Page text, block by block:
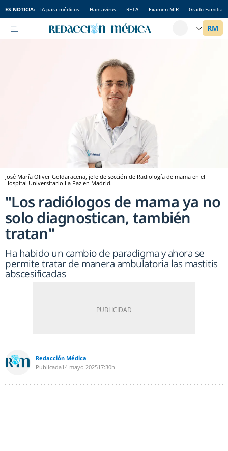
ES NOTICIA: IA para médicos Hantavirus RETA Examen MIR Grado Familia
José María Oliver Goldaracena, jefe de sección de Radiología de mama en el
Hospital Universitario La Paz en Madrid.
"Los radiólogos de mama ya no
solo diagnostican, también
tratan"
Ha habido un cambio de paradigma y ahora se
permite tratar de manera ambulatoria las mastitis
abscesificadas
Redacción Médica
Publicada14 mayo 202517:30h